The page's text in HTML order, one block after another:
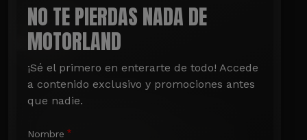
NO TE PIERDAS NADA DE
MOTORLAND
¡Sé el primero en enterarte de todo! Accede
a contenido exclusivo y promociones antes
que nadie.
Nombre